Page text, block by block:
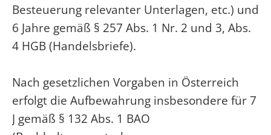
Besteuerung relevanter Unterlagen, etc.) und
6 Jahre gemäß § 257 Abs. 1 Nr. 2 und 3, Abs.
4 HGB (Handelsbriefe).
Nach gesetzlichen Vorgaben in Österreich
erfolgt die Aufbewahrung insbesondere für 7
J gemäß § 132 Abs. 1 BAO